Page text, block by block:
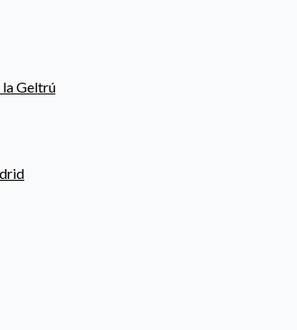
la Geltrú